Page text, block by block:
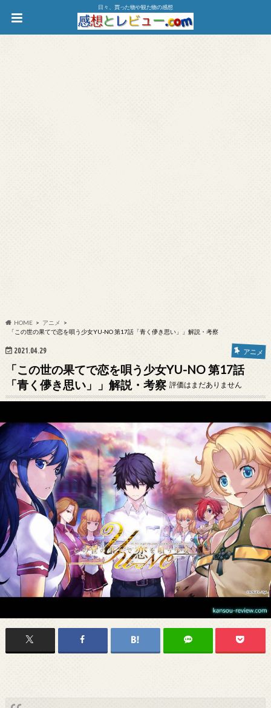
日々、買った物や観た物の感想
HOME
アニメ
「この世の果てで恋を唄う少女YU-NO 第17話「青く儚き思い」」解説・考察
2021.04.29 アニメ
「この世の果てで恋を唄う少女YU-NO 第17話
「青く儚き思い」」解説・考察 評価はまだありません